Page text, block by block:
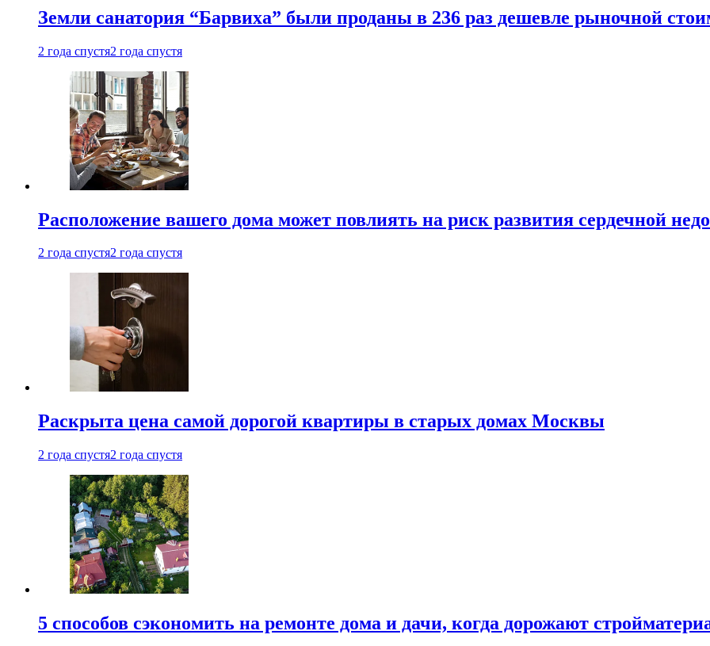
Земли санатория “Барвиха” были проданы в 236 раз дешевле рыночной
2 года спустя2 года спустя
Расположение вашего дома может повлиять на риск развития сердечной
2 года спустя2 года спустя
Раскрыта цена самой дорогой квартиры в старых домах Москвы
2 года спустя2 года спустя
5 способов сэкономить на ремонте дома и дачи, когда дорожают